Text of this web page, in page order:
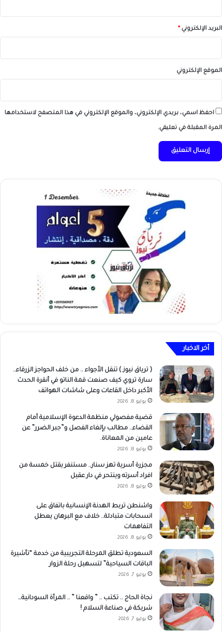
البريد الإلكتروني *
الموقع الإلكتروني
احفظ اسمي، بريدي الإلكتروني، والموقع الإلكتروني في هذا المتصفح لاستخدامها
المرة المقبلة في تعليقي.
أخر الاخبار
( ترياق نيوز ) تنقل الأجواء .. من خلف الحواجز الزرقاء..
سارة تروي كيف صنعت قمة الناتو في أنقرة الحدث
الأكبر داخل القاعات وعلى شاشات الهواتف
يوليو 8, 2026
قضية مفصولي منظمة الدعوة الإسلامية أمام
القضاء.. مطالب بإلغاء الفصل و”جبر الضرر” عن
عامين من المعاناة.
يوليو 8, 2026
مجزرة أسرية تهز سنار.. مستنفر يقتل خمسة من
افراد أسرته وينتحر في دار عقيل
يوليو 8, 2026
واشنطن تربط الهدنة الإنسانية باتفاق على
انسحابات متبادلة.. خلاف مع البرهان يعطل
التفاهمات
يوليو 8, 2026
السعودية تطلق المرحلة التجريبية من خدمة “تأشيرة
الباقات السياحية” لتسهيل رحلة الزوار​
يوليو 7, 2026
نجاة الحاج .. تكتب .. ” واقعنا ” .. المرأة السودانية…
شريكة في صناعة السلام !
يوليو 7, 2026